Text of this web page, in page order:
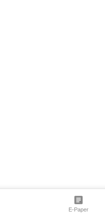
E-Paper